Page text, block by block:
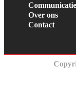
Communicatie
Over ons
Contact